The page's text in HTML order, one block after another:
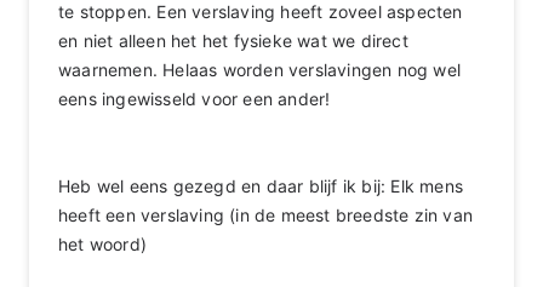
te stoppen. Een verslaving heeft zoveel aspecten
en niet alleen het het fysieke wat we direct
waarnemen. Helaas worden verslavingen nog wel
eens ingewisseld voor een ander!
Heb wel eens gezegd en daar blijf ik bij: Elk mens
heeft een verslaving (in de meest breedste zin van
het woord)